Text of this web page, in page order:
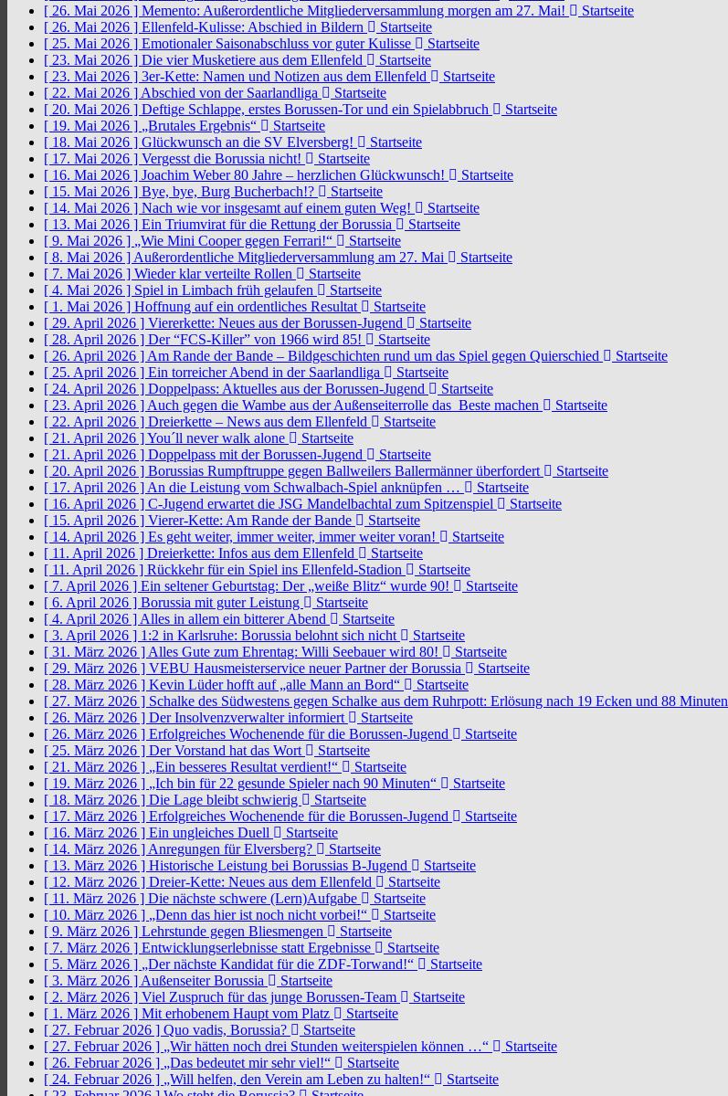
[ 26. Mai 2026 ] Memento: Außerordentliche Mitgliederversammlung morgen am 27. Mai!
Startseite
[ 26. Mai 2026 ] Ellenfeld-Kulisse: Abschied in Bildern
Startseite
[ 25. Mai 2026 ] Emotionaler Saisonabschluss vor guter Kulisse
Startseite
[ 23. Mai 2026 ] Die vier Musketiere aus dem Ellenfeld
Startseite
[ 23. Mai 2026 ] 3er-Kette: Namen und Notizen aus dem Ellenfeld
Startseite
[ 22. Mai 2026 ] Abschied von der Saarlandliga
Startseite
[ 20. Mai 2026 ] Deftige Schlappe, erstes Borussen-Tor und ein Spielabbruch
Startseite
[ 19. Mai 2026 ] „Brutales Ergebnis“
Startseite
[ 18. Mai 2026 ] Glückwunsch an die SV Elversberg!
Startseite
[ 17. Mai 2026 ] Vergesst die Borussia nicht!
Startseite
[ 16. Mai 2026 ] Joachim Weber 80 Jahre – herzlichen Glückwunsch!
Startseite
[ 15. Mai 2026 ] Bye, bye, Burg Bucherbach!?
Startseite
[ 14. Mai 2026 ] Nach wie vor insgesamt auf einem guten Weg!
Startseite
[ 13. Mai 2026 ] Ein Triumvirat für die Rettung der Borussia
Startseite
[ 9. Mai 2026 ] „Wie Mini Cooper gegen Ferrari!“
Startseite
[ 8. Mai 2026 ] Außerordentliche Mitgliederversammlung am 27. Mai
Startseite
[ 7. Mai 2026 ] Wieder klar verteilte Rollen
Startseite
[ 4. Mai 2026 ] Spiel in Limbach früh gelaufen
Startseite
[ 1. Mai 2026 ] Hoffnung auf ein ordentliches Resultat
Startseite
[ 29. April 2026 ] Viererkette: Neues aus der Borussen-Jugend
Startseite
[ 28. April 2026 ] Der “FCS-Killer” von 1966 wird 85!
Startseite
[ 26. April 2026 ] Am Rande der Bande – Bildgeschichten rund um das Spiel gegen Quierschied
Startseite
[ 25. April 2026 ] Ein torreicher Abend in der Saarlandliga
Startseite
[ 24. April 2026 ] Doppelpass: Aktuelles aus der Borussen-Jugend
Startseite
[ 23. April 2026 ] Auch gegen die Wambe aus der Außenseiterrolle das Beste machen
Startseite
[ 22. April 2026 ] Dreierkette – News aus dem Ellenfeld
Startseite
[ 21. April 2026 ]You´ll never walk alone
Startseite
[ 21. April 2026 ] Doppelpass mit der Borussen-Jugend
Startseite
[ 20. April 2026 ] Borussias Rumpftruppe gegen Ballweilers Ballermänner überfordert
Startseite
[ 17. April 2026 ] An die Leistung vom Schwalbach-Spiel anknüpfen …
Startseite
[ 16. April 2026 ] C-Jugend erwartet die JSG Mandelbachtal zum Spitzenspiel
Startseite
[ 15. April 2026 ] Vierer-Kette: Am Rande der Bande
Startseite
[ 14. April 2026 ] Es geht weiter, immer weiter, immer weiter voran!
Startseite
[ 11. April 2026 ] Dreierkette: Infos aus dem Ellenfeld
Startseite
[ 11. April 2026 ] Rückkehr für ein Spiel ins Ellenfeld-Stadion
Startseite
[ 7. April 2026 ] Ein seltener Geburtstag: Der „weiße Blitz“ wurde 90!
Startseite
[ 6. April 2026 ] Borussia mit guter Leistung
Startseite
[ 4. April 2026 ] Alles in allem ein bitterer Abend
Startseite
[ 3. April 2026 ] 1:2 in Karlsruhe: Borussia belohnt sich nicht
Startseite
[ 31. März 2026 ] Alles Gute zum Ehrentag: Willi Seebauer wird 80!
Startseite
[ 29. März 2026 ] VEBU Hausmeisterservice neuer Partner der Borussia
Startseite
[ 28. März 2026 ] Kevin Lüder hofft auf „alle Mann an Bord“
Startseite
[ 27. März 2026 ] Schalke des Südwestens gegen Schalke aus dem Ruhrpott: Erlösung nach 19 Ecken und 88 Minuten
[ 26. März 2026 ] Der Insolvenzverwalter informiert
Startseite
[ 26. März 2026 ] Erfolgreiches Wochenende für die Borussen-Jugend
Startseite
[ 25. März 2026 ] Der Vorstand hat das Wort
Startseite
[ 21. März 2026 ] „Ein besseres Resultat verdient!“
Startseite
[ 19. März 2026 ] „Ich bin für 22 gesunde Spieler nach 90 Minuten“
Startseite
[ 18. März 2026 ] Die Lage bleibt schwierig
Startseite
[ 17. März 2026 ] Erfolgreiches Wochenende für die Borussen-Jugend
Startseite
[ 16. März 2026 ] Ein ungleiches Duell
Startseite
[ 14. März 2026 ] Anregungen für Elversberg?
Startseite
[ 13. März 2026 ] Historische Leistung bei Borussias B-Jugend
Startseite
[ 12. März 2026 ] Dreier-Kette: Neues aus dem Ellenfeld
Startseite
[ 11. März 2026 ] Die nächste schwere (Lern)Aufgabe
Startseite
[ 10. März 2026 ] „Denn das hier ist noch nicht vorbei!“
Startseite
[ 9. März 2026 ] Lehrstunde gegen Bliesmengen
Startseite
[ 7. März 2026 ] Entwicklungserlebnisse statt Ergebnisse
Startseite
[ 5. März 2026 ] „Der nächste Kandidat für die ZDF-Torwand!“
Startseite
[ 3. März 2026 ] Außenseiter Borussia
Startseite
[ 2. März 2026 ] Viel Zuspruch für das junge Borussen-Team
Startseite
[ 1. März 2026 ] Mit erhobenem Haupt vom Platz
Startseite
[ 27. Februar 2026 ] Quo vadis, Borussia?
Startseite
[ 27. Februar 2026 ] „Wir hätten noch drei Stunden weiterspielen können …“
Startseite
[ 26. Februar 2026 ] „Das bedeutet mir sehr viel!“
Startseite
[ 24. Februar 2026 ] „Will helfen, den Verein am Leben zu halten!“
Startseite